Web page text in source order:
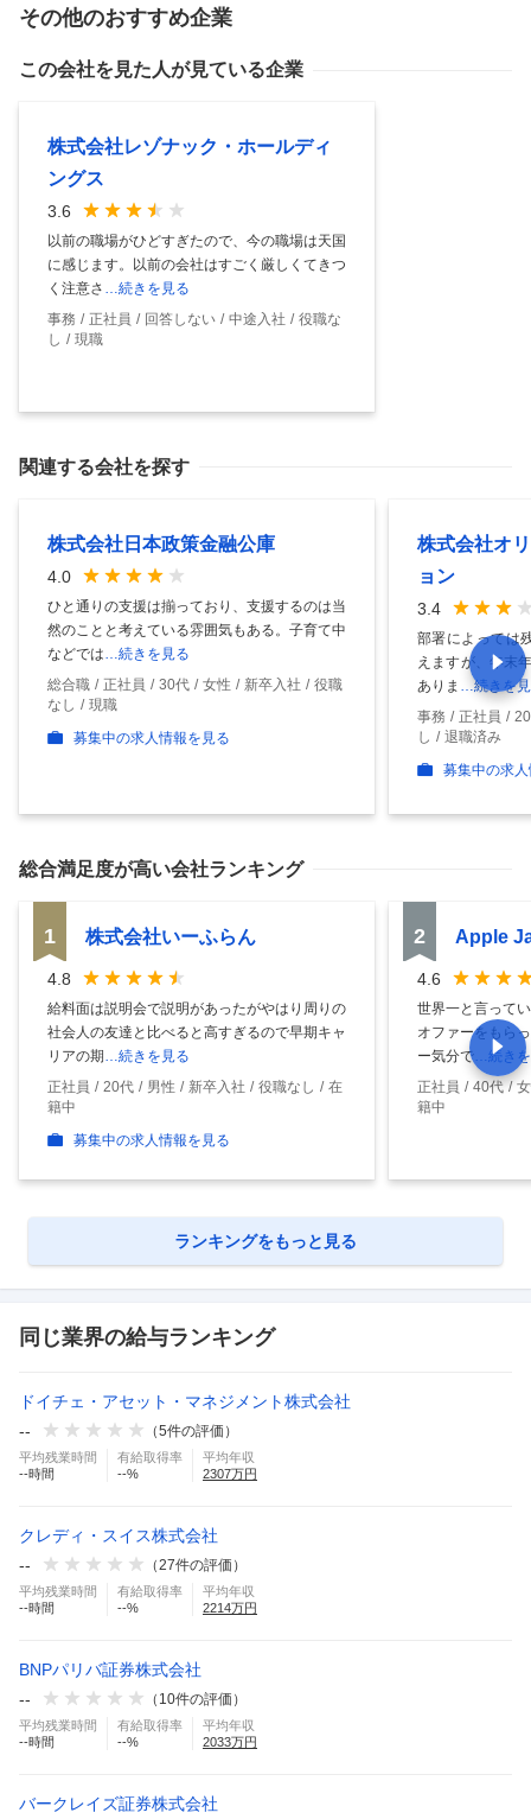
その他のおすすめ企業
この会社を見た人が見ている企業
株式会社レゾナック・ホールディ
ングス
3.6
以前の職場がひどすぎたので、今の職場は天国
に感じます。以前の会社はすごく厳しくてきつ
く注意さ …続きを見る
事務
正社員 回答しない 中途入社
役職な
し
現職
関連する会社を探す
株式会社日本政策金融公庫
4.0
ひと通りの支援は揃っており、支援するのは当
然のことと考えている雰囲気もある。子育て中
などでは …続きを見る
総合職
正社員 30代 女性 新卒入社
役職
なし
現職
募集中の求人情報を見る
株式会社オ
ョン
3.4
部署によっては
えますが、年末
ありま
…続きを
事務
正社員
し
退職済み
募集中の求
総合満足度が高い会社ランキング
1 株式会社いーふらん
4.8
給料面は説明会で説明があったがやはり周りの
社会人の友達と比べると高すぎるので早期キャ
リアの期 …続きを見る
正社員
20代 男性 新卒入社 役職なし
在
籍中
募集中の求人情報を見る
2 Apple
4.6
世界一と言って
オファーをもら
ー気分で …続き
正社員
40代
籍中
ランキングをもっと見る
同じ業界の給与ランキング
ドイチェ・アセット・マネジメント株式会社
--
（5件の評価）
平均残業時間
--時間
有給取得率
--%
平均年収
2307万円
クレディ・スイス株式会社
--
（27件の評価）
平均残業時間
--時間
有給取得率
--%
平均年収
2214万円
BNPパリバ証券株式会社
--
（ 10件の評価）
平均残業時間
--時間
有給取得率
--%
平均年収
2033万円
バークレイズ証券株式会社